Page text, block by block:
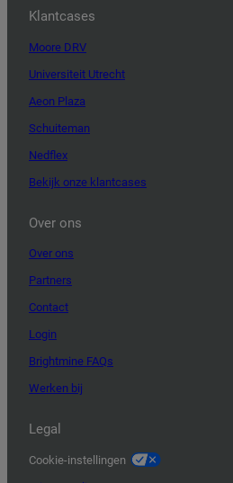
Klantcases
Moore DRV
Universiteit Utrecht
Aeon Plaza
Schuiteman
Nedflex
Bekijk onze klantcases
Over ons
Over ons
Partners
Contact
Login
Brightmine FAQs
Werken bij
Legal
Cookie-instellingen